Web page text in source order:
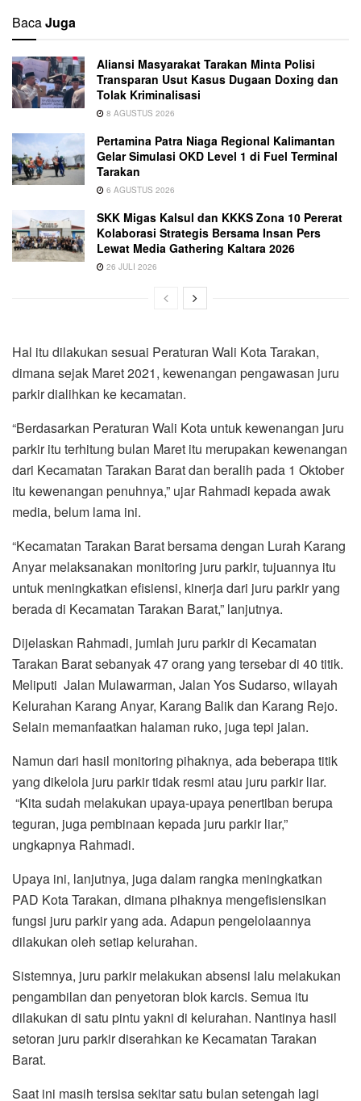
BacaJuga
Aliansi Masyarakat Tarakan Minta Polisi
Transparan Usut Kasus Dugaan Doxing dan
Tolak Kriminalisasi
8 AGUSTUS 2026
Pertamina Patra Niaga Regional Kalimantan
Gelar Simulasi OKD Level 1 di Fuel Terminal
Tarakan
6 AGUSTUS 2026
SKK Migas Kalsul dan KKKS Zona 10 Pererat
Kolaborasi Strategis Bersama Insan Pers
Lewat Media Gathering Kaltara 2026
26 JULI 2026
Hal itu dilakukan sesuai Peraturan Wali Kota Tarakan,
dimana sejak Maret 2021, kewenangan pengawasan juru
parkir dialihkan ke kecamatan.
“Berdasarkan Peraturan Wali Kota untuk kewenangan juru
parkir itu terhitung bulan Maret itu merupakan kewenangan
dari Kecamatan Tarakan Barat dan beralih pada 1 Oktober
itu kewenangan penuhnya,” ujar Rahmadi kepada awak
media, belum lama ini.
“Kecamatan Tarakan Barat bersama dengan Lurah Karang
Anyar melaksanakan monitoring juru parkir, tujuannya itu
untuk meningkatkan efisiensi, kinerja dari juru parkir yang
berada di Kecamatan Tarakan Barat,” lanjutnya.
Dijelaskan Rahmadi, jumlah juru parkir di Kecamatan
Tarakan Barat sebanyak 47 orang yang tersebar di 40 titik.
Meliputi Jalan Mulawarman, Jalan Yos Sudarso, wilayah
Kelurahan Karang Anyar, Karang Balik dan Karang Rejo.
Selain memanfaatkan halaman ruko, juga tepi jalan.
Namun dari hasil monitoring pihaknya, ada beberapa titik
yang dikelola juru parkir tidak resmi atau juru parkir liar.
“Kita sudah melakukan upaya-upaya penertiban berupa
teguran, juga pembinaan kepada juru parkir liar,”
ungkapnya Rahmadi.
Upaya ini, lanjutnya, juga dalam rangka meningkatkan
PAD Kota Tarakan, dimana pihaknya mengefisiensikan
fungsi juru parkir yang ada. Adapun pengelolaannya
dilakukan oleh setiap kelurahan.
Sistemnya, juru parkir melakukan absensi lalu melakukan
pengambilan dan penyetoran blok karcis. Semua itu
dilakukan di satu pintu yakni di kelurahan. Nantinya hasil
setoran juru parkir diserahkan ke Kecamatan Tarakan
Barat.
Saat ini masih tersisa sekitar satu bulan setengah lagi